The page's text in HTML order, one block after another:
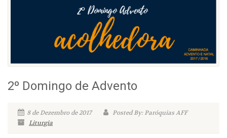
2º Domingo de Advento
8 de Dezembro de 2017
Posted By: Paróquias AFF
Liturgia